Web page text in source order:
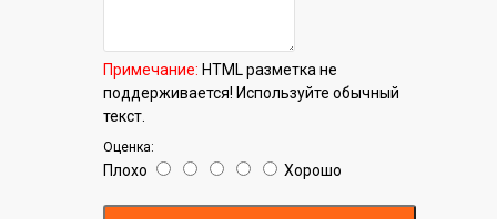
Примечание: HTML разметка не
поддерживается! Используйте обычный
текст.
Оценка:
Плохо Хорошо